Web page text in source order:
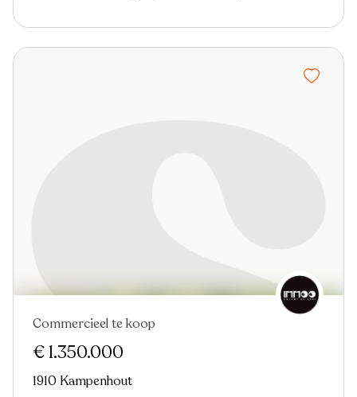
Commercieel te koop
€ 1.350.000
1910 Kampenhout